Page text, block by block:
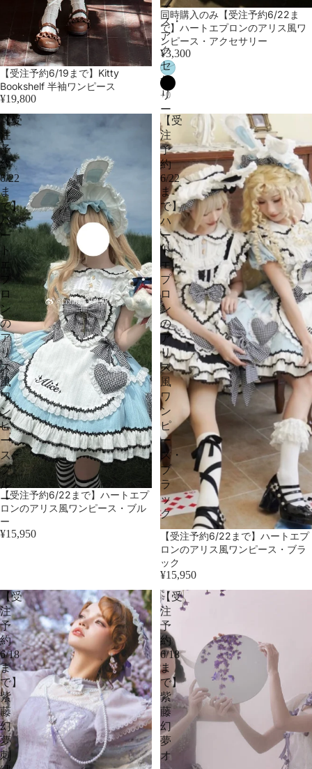
売り切れ
【受注予約6/19まで】Kitty
Bookshelf 半袖ワンピース
¥19,800
ー
ス・
ア
ク
セ
サ
リ
ー
売り切れ
同時購入のみ【受注予約6/22ま
で】ハートエプロンのアリス風ワ
ンピース・アクセサリー
¥3,300
【受
注
予
約
6/22
ま
で】
ハ
ー
ト
エ
プ
ロ
ン
の
ア
リ
ス
風
ワ
ン
ピ
ー
ス・
ブ
ル
ー売り切れ
【受注予約6/22まで】ハートエプ
ロンのアリス風ワンピース・ブル
ー
¥15,950
【受
注
予
約
6/22
ま
で】
ハ
ー
ト
エ
プ
ロ
ン
の
ア
リ
ス
風
ワ
ン
ピ
ー
ス・
ブ
ラ
ッ
ク
売り切れ
【受注予約6/22まで】ハートエプ
ロンのアリス風ワンピース・ブラ
ック
¥15,950
【受
注
予
約
6/18
ま
で】
紫
藤
幻
夢
刺
【受
注
予
約
6/18
ま
で】
紫
藤
幻
夢
オ